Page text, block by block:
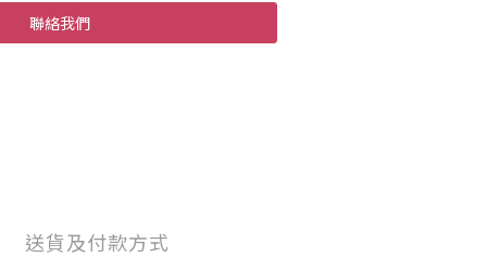
聯絡我們
送貨及付款方式